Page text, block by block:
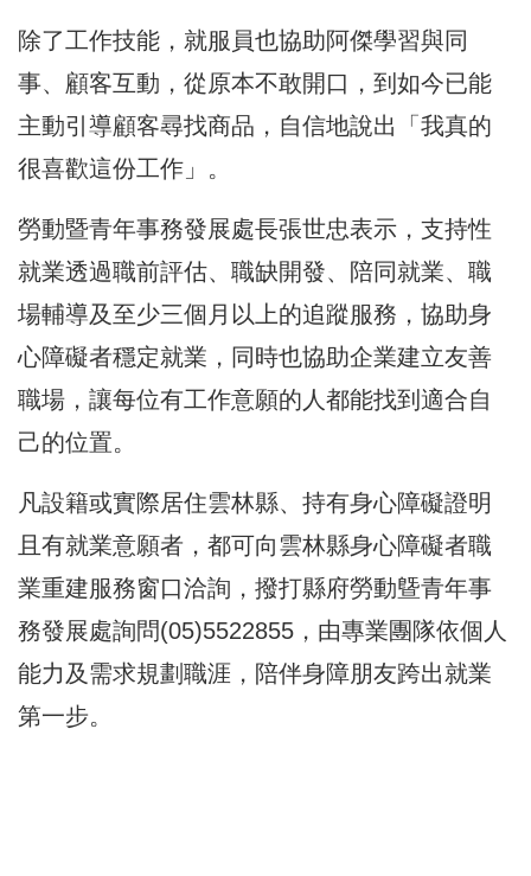
除了工作技能，就服員也協助阿傑學習與同
事、顧客互動，從原本不敢開口，到如今已能
主動引導顧客尋找商品，自信地說出「我真的
很喜歡這份工作」。
勞動暨青年事務發展處長張世忠表示，支持性
就業透過職前評估、職缺開發、陪同就業、職
場輔導及至少三個月以上的追蹤服務，協助身
心障礙者穩定就業，同時也協助企業建立友善
職場，讓每位有工作意願的人都能找到適合自
己的位置。
凡設籍或實際居住雲林縣、持有身心障礙證明
且有就業意願者，都可向雲林縣身心障礙者職
業重建服務窗口洽詢，撥打縣府勞動曁青年事
務發展處詢問(05)5522855，由專業團隊依個人
能力及需求規劃職涯，陪伴身障朋友跨出就業
第一步。